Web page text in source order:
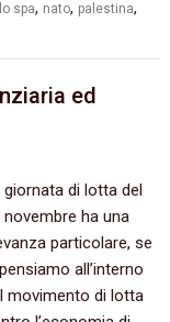
spa, nato, palestina,
ed
giornata di lotta del
novembre ha una
particolare, se
all’interno
movimento di lotta